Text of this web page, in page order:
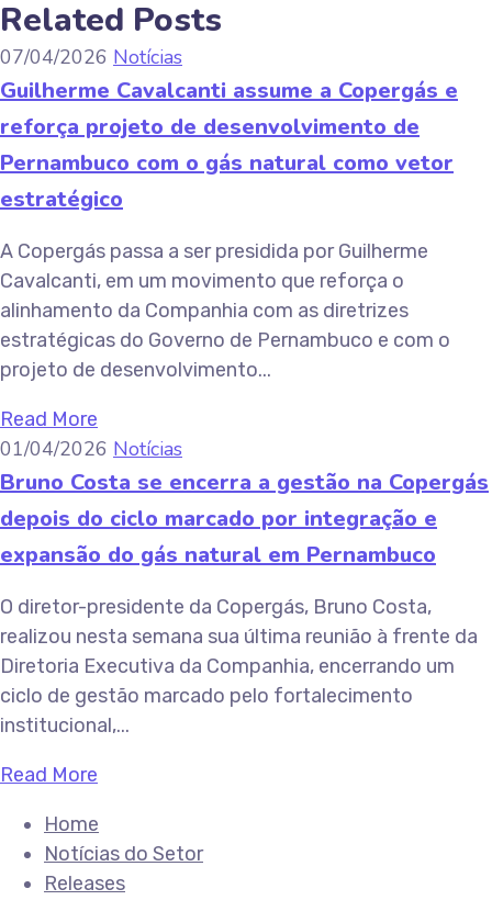
Related Posts
07/04/2026 Notícias
Guilherme Cavalcanti assume a Copergás e
reforça projeto de desenvolvimento de
Pernambuco com o gás natural como vetor
estratégico
A Copergás passa a ser presidida por Guilherme
Cavalcanti, em um movimento que reforça o
alinhamento da Companhia com as diretrizes
estratégicas do Governo de Pernambuco e com o
projeto de desenvolvimento...
Read More
01/04/2026 Notícias
Bruno Costa se encerra a gestão na Copergás
depois do ciclo marcado por integração e
expansão do gás natural em Pernambuco
O diretor-presidente da Copergás, Bruno Costa,
realizou nesta semana sua última reunião à frente da
Diretoria Executiva da Companhia, encerrando um
ciclo de gestão marcado pelo fortalecimento
institucional,...
Read More
Home
Notícias do Setor
Releases